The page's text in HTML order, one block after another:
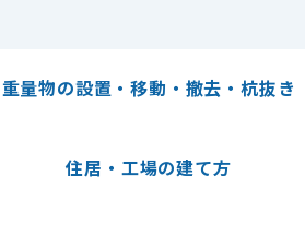
日曜以外 9時〜19時
採用情報 Instagram
重量物の設置・移動・撤去・杭抜き
住居・工場の建て方